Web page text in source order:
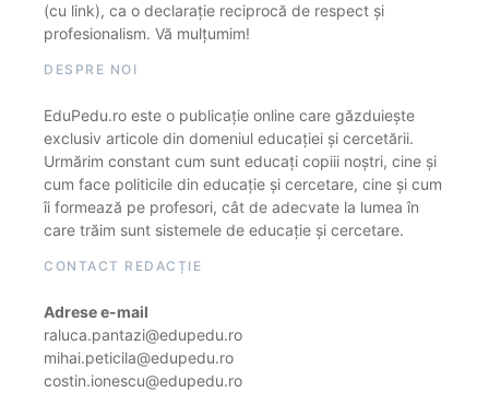
(cu link), ca o declarație reciprocă de respect și
profesionalism. Vă mulțumim!
DESPRE NOI
EduPedu.ro este o publicație online care găzduiește
exclusiv articole din domeniul educației și cercetării.
Urmărim constant cum sunt educați copiii noștri, cine și
cum face politicile din educație și cercetare, cine și cum
îi formează pe profesori, cât de adecvate la lumea în
care trăim sunt sistemele de educație și cercetare.
CONTACT REDACȚIE
Adrese e-mail
raluca.pantazi@edupedu.ro
mihai.peticila@edupedu.ro
costin.ionescu@edupedu.ro